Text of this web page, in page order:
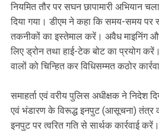
नियमित तौर पर सघन छापामारी अभियान
दिया गया। डीएम ने कहा कि समय-समय
तकनीकों का इस्तेमाल करें। अवैध माइनिंग
लिए ड्रोन तथा हाई-टेक बोट का प्रयोग
वालों को चिन्हित कर विधिसम्मत कठोर
समाहर्ता एवं वरीय पुलिस अधीक्षक ने निदेश
एवं भंडारण के विरूद्ध इनपुट (आसूचना) तंत्र
इनपुट पर त्वरित गति से सार्थक कार्रवाई